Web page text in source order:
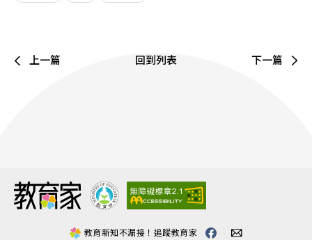
上一篇 回到列表 下一篇
教育新知不漏接！追蹤教育家